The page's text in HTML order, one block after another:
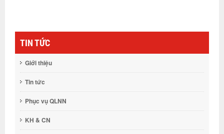
TIN TỨC
Giới thiệu
Tin tức
Phục vụ QLNN
KH & CN